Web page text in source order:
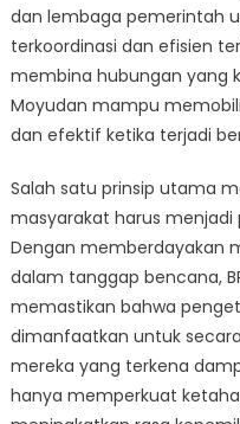
dan lembaga pemerintah
terkoordinasi dan efisien
membina hubungan yang
Moyudan mampu
dan efektif ketika terjadi
Salah satu prinsip utama
masyarakat harus
Dengan memberdayakan
dalam tanggap bencana,
memastikan bahwa
dimanfaatkan untuk
mereka yang terkena
hanya memperkuat